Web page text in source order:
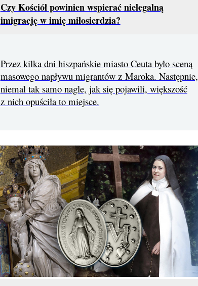
Czy Kościół powinien wspierać nielegalną
imigrację w imię miłosierdzia?
Przez kilka dni hiszpańskie miasto Ceuta było sceną
masowego napływu migrantów z Maroka. Następnie,
niemal tak samo nagle, jak się pojawili, większość
z nich opuściła to miejsce.